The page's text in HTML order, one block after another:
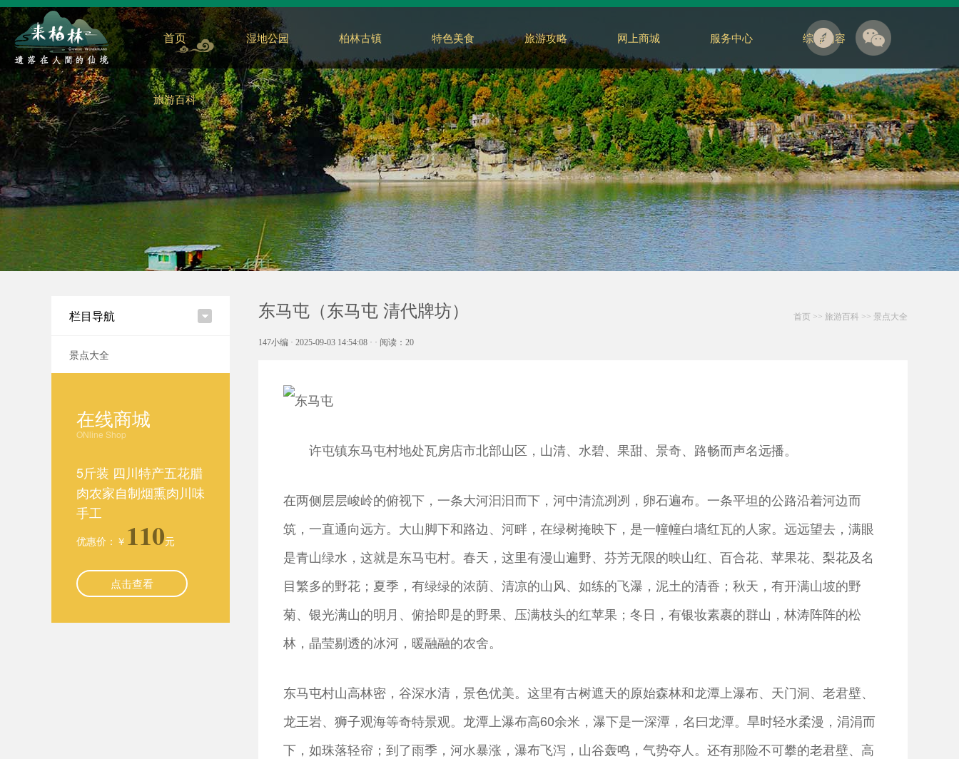
首页 湿地公园 柏林古镇 特色美食 旅游攻略 网上商城 服务中心 综合内容
旅游百科
栏目导航
景点大全
在线商城
ONline Shop
5斤装 四川特产五花腊
肉农家自制烟熏肉川味
手工
优惠价：￥ 110元
点击查看
东马屯（东马屯 清代牌坊）
147小编 · 2025-09-03 14:54:08 · · 阅读：20
首页 >> 旅游百科 >> 景点大全
许屯镇东马屯村地处瓦房店市北部山区，山清、水碧、果甜、景奇、路畅而声名远播。
在两侧层层峻岭的俯视下，一条大河汩汩而下，河中清流冽冽，卵石遍布。一条平坦的公路沿着河边而
筑，一直通向远方。大山脚下和路边、河畔，在绿树掩映下，是一幢幢白墙红瓦的人家。远远望去，满眼
是青山绿水，这就是东马屯村。春天，这里有漫山遍野、芬芳无限的映山红、百合花、苹果花、梨花及名
目繁多的野花；夏季，有绿绿的浓荫、清凉的山风、如练的飞瀑，泥土的清香；秋天，有开满山坡的野
菊、银光满山的明月、俯拾即是的野果、压满枝头的红苹果；冬日，有银妆素裹的群山，林涛阵阵的松
林，晶莹剔透的冰河，暖融融的农舍。
东马屯村山高林密，谷深水清，景色优美。这里有古树遮天的原始森林和龙潭上瀑布、天门洞、老君壁、
龙王岩、狮子观海等奇特景观。龙潭上瀑布高60余米，瀑下是一深潭，名曰龙潭。旱时轻水柔漫，涓涓而
下，如珠落轻帘；到了雨季，河水暴涨，瀑布飞泻，山谷轰鸣，气势夺人。还有那险不可攀的老君壁、高